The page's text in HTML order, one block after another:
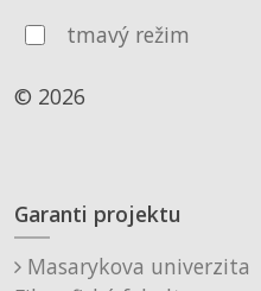
tmavý režim
© 2026
Garanti projektu
Masarykova univerzita